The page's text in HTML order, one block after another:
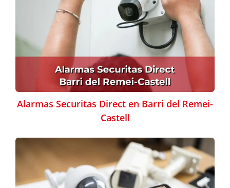
Alarmas Securitas Direct en Barri del Remei-
Castell